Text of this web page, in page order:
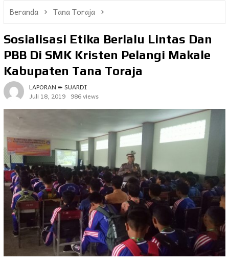
Beranda Tana Toraja
Sosialisasi Etika Berlalu Lintas Dan
PBB Di SMK Kristen Pelangi Makale
Kabupaten Tana Toraja
LAPORAN ➨ SUARDI
Juli 18, 2019 986 views